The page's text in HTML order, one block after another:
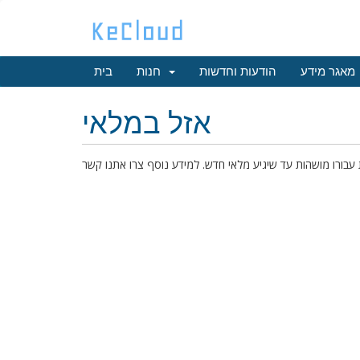
בית הודעות וחדשות מאגר מידע
אזל במלאי